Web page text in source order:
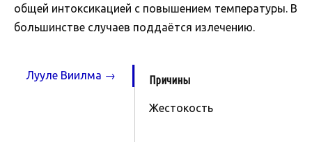
общей интоксикацией с повышением температуры. В
большинстве случаев поддаётся излечению.
Лууле Виилма → Причины
Жестокость